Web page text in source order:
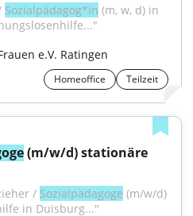
Sozialpädagog*in (m, w, d) in
e.V. Ratingen
Homeoffice Teilzeit
(m/w/d) stationäre
/ Sozialpädagoge (m/w/d)
in Duisburg..."